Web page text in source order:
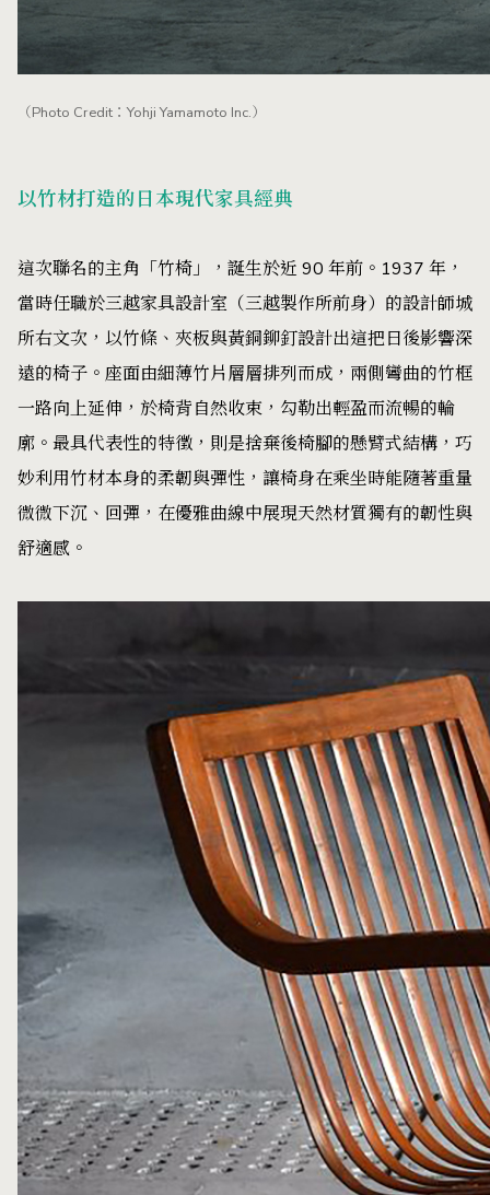
（Photo Credit：Yohji Yamamoto Inc.）
以竹材打造的日本現代家具經典
這次聯名的主角「竹椅」，誕生於近 90 年前。1937 年，
當時任職於三越家具設計室（三越製作所前身）的設計師城
所右文次，以竹條、夾板與黃銅鉚釘設計出這把日後影響深
遠的椅子。座面由細薄竹片層層排列而成，兩側彎曲的竹框
一路向上延伸，於椅背自然收束，勾勒出輕盈而流暢的輪
廓。最具代表性的特徵，則是捨棄後椅腳的懸臂式結構，巧
妙利用竹材本身的柔韌與彈性，讓椅身在乘坐時能隨著重量
微微下沉、回彈，在優雅曲線中展現天然材質獨有的韌性與
舒適感。